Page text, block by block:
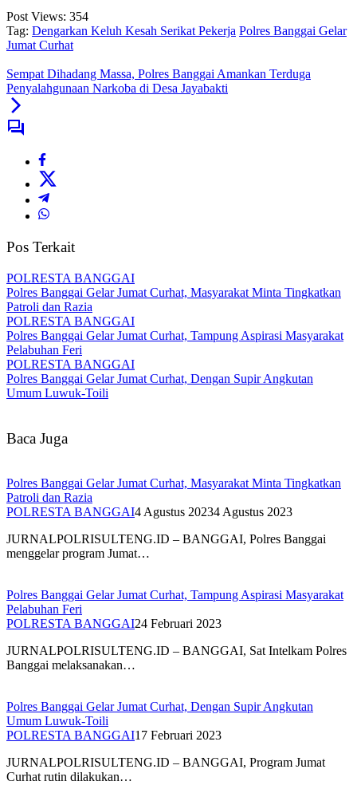
Post Views: 354
Tag: Dengarkan Keluh Kesah Serikat Pekerja Polres Banggai Gelar
Jumat Curhat
Sempat Dihadang Massa, Polres Banggai Amankan Terduga
Penyalahgunaan Narkoba di Desa Jayabakti
Pos Terkait
POLRESTA BANGGAI
Polres Banggai Gelar Jumat Curhat, Masyarakat Minta Tingkatkan
Patroli dan Razia
POLRESTA BANGGAI
Polres Banggai Gelar Jumat Curhat, Tampung Aspirasi Masyarakat
Pelabuhan Feri
POLRESTA BANGGAI
Polres Banggai Gelar Jumat Curhat, Dengan Supir Angkutan
Umum Luwuk-Toili
Baca Juga
Polres Banggai Gelar Jumat Curhat, Masyarakat Minta Tingkatkan
Patroli dan Razia
POLRESTA BANGGAI4 Agustus 20234 Agustus 2023
JURNALPOLRISULTENG.ID – BANGGAI, Polres Banggai
menggelar program Jumat…
Polres Banggai Gelar Jumat Curhat, Tampung Aspirasi Masyarakat
Pelabuhan Feri
POLRESTA BANGGAI24 Februari 2023
JURNALPOLRISULTENG.ID – BANGGAI, Sat Intelkam Polres
Banggai melaksanakan…
Polres Banggai Gelar Jumat Curhat, Dengan Supir Angkutan
Umum Luwuk-Toili
POLRESTA BANGGAI17 Februari 2023
JURNALPOLRISULTENG.ID – BANGGAI, Program Jumat
Curhat rutin dilakukan…